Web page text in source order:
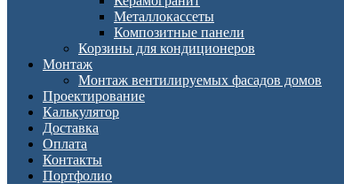
Металлокассеты
Композитные панели
Корзины для кондиционеров
Монтаж
Монтаж вентилируемых фасадов домов
Проектирование
Калькулятор
Доставка
Оплата
Контакты
Портфолио